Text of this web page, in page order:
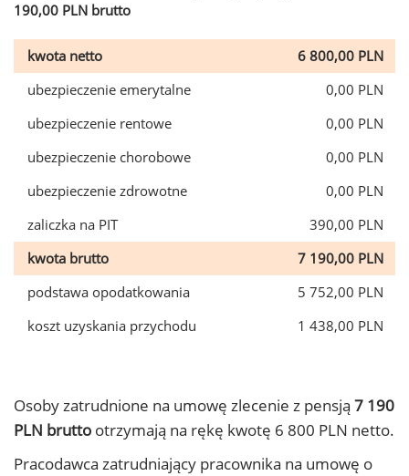
190,00 PLN brutto
kwota netto
6 800,00 PLN
ubezpieczenie emerytalne
0,00 PLN
ubezpieczenie rentowe
0,00 PLN
ubezpieczenie chorobowe
0,00 PLN
ubezpieczenie zdrowotne
0,00 PLN
zaliczka na PIT
390,00 PLN
kwota brutto
7 190,00 PLN
podstawa opodatkowania
5 752,00 PLN
koszt uzyskania przychodu
1 438,00 PLN
Osoby zatrudnione na umowę zlecenie z pensją 7 190
PLN brutto otrzymają na rękę kwotę 6 800 PLN netto.
Pracodawca zatrudniający pracownika na umowę o